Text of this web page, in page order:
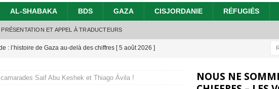
AL-SHABAKA BDS GAZA CISJORDANIE RÉFUGIÉS
PRÉSENTATION ET APPEL À TRADUCTEURS
: l’histoire de Gaza au-delà des chiffres [ 5 août 2026 ]
un « accord de paix » à Gaza, les Israéliens multiplie les
Saif Abu Keshek et Thiago Ávila !
NOUS NE